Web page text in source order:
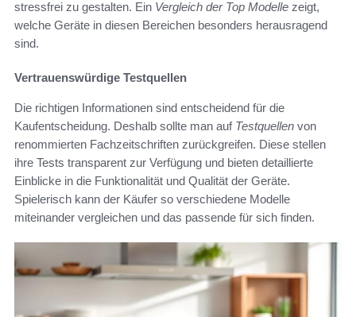
stressfrei zu gestalten. Ein Vergleich der Top Modelle zeigt,
welche Geräte in diesen Bereichen besonders herausragend
sind.
Vertrauenswürdige Testquellen
Die richtigen Informationen sind entscheidend für die
Kaufentscheidung. Deshalb sollte man auf Testquellen von
renommierten Fachzeitschriften zurückgreifen. Diese stellen
ihre Tests transparent zur Verfügung und bieten detaillierte
Einblicke in die Funktionalität und Qualität der Geräte.
Spielerisch kann der Käufer so verschiedene Modelle
miteinander vergleichen und das passende für sich finden.